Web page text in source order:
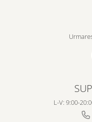
L-V: 9:00-